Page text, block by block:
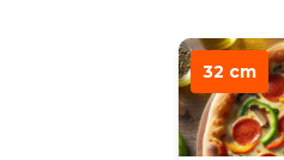
32 cm